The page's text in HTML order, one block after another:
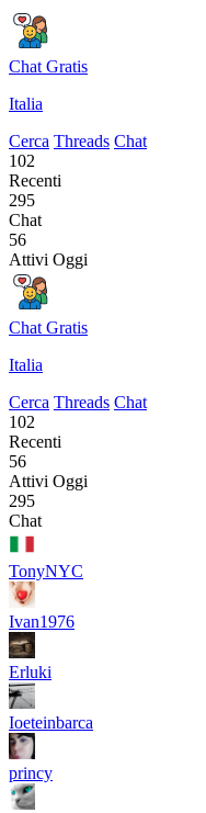
Chat Gratis
Italia
Cerca Threads Chat
102
Recenti
295
Chat
56
Attivi Oggi
Chat Gratis
Italia
Cerca Threads Chat
102
Recenti
56
Attivi Oggi
295
Chat
TonyNYC
Ivan1976
Erluki
Ioeteinbarca
princy